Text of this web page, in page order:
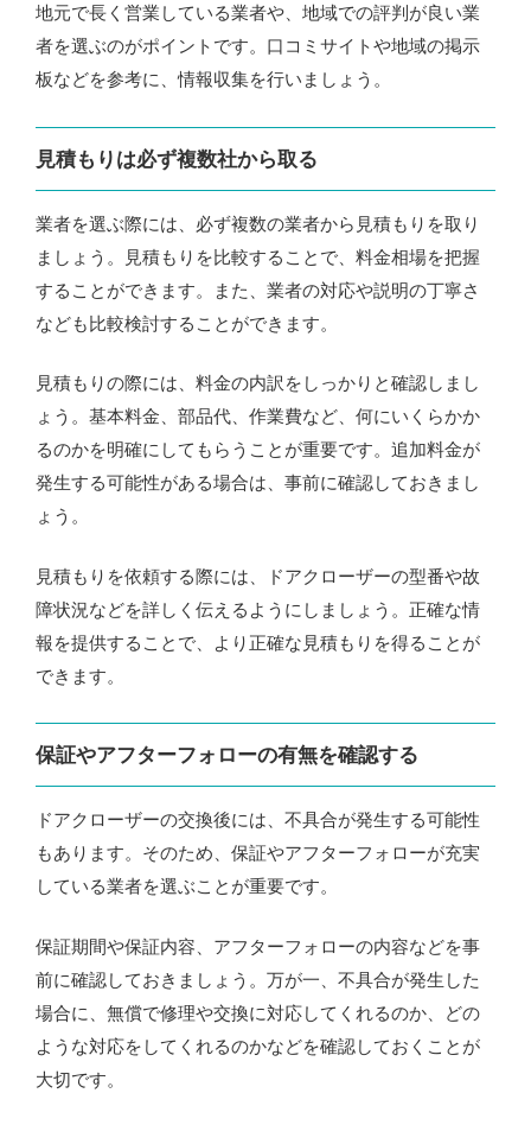
地元で長く営業している業者や、地域での評判が良い業
者を選ぶのがポイントです。口コミサイトや地域の掲示
板などを参考に、情報収集を行いましょう。
見積もりは必ず複数社から取る
業者を選ぶ際には、必ず複数の業者から見積もりを取り
ましょう。見積もりを比較することで、料金相場を把握
することができます。また、業者の対応や説明の丁寧さ
なども比較検討することができます。
見積もりの際には、料金の内訳をしっかりと確認しまし
ょう。基本料金、部品代、作業費など、何にいくらかか
るのかを明確にしてもらうことが重要です。追加料金が
発生する可能性がある場合は、事前に確認しておきまし
ょう。
見積もりを依頼する際には、ドアクローザーの型番や故
障状況などを詳しく伝えるようにしましょう。正確な情
報を提供することで、より正確な見積もりを得ることが
できます。
保証やアフターフォローの有無を確認する
ドアクローザーの交換後には、不具合が発生する可能性
もあります。そのため、保証やアフターフォローが充実
している業者を選ぶことが重要です。
保証期間や保証内容、アフターフォローの内容などを事
前に確認しておきましょう。万が一、不具合が発生した
場合に、無償で修理や交換に対応してくれるのか、どの
ような対応をしてくれるのかなどを確認しておくことが
大切です。